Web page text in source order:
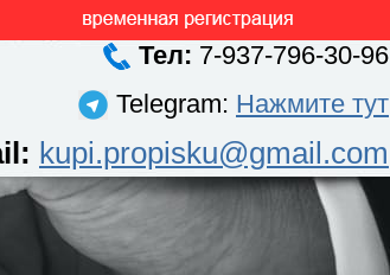
Тел: 7-937-796-30-96
Telegram: Нажмите тут
kupi.propisku@gmail.com